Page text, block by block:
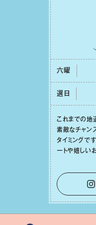
六曜
選日
これまでの地
素敵なチャン
タイミングで
ートや嬉しい
せになってい
踏み出して。
ざり合い、ハ
いきます。